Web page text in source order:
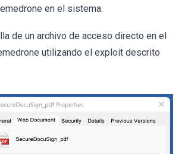
en el sistema.
de un archivo de acceso directo en el
utilizando el exploit descrito